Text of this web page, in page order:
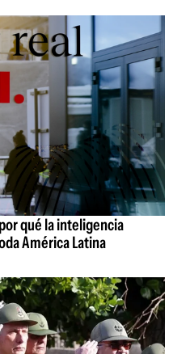
qué la inteligencia
América Latina